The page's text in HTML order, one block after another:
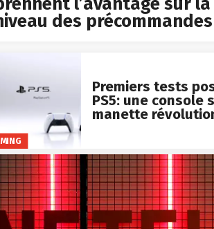
des précommandes
Premiers tests
PS5: une console
manette